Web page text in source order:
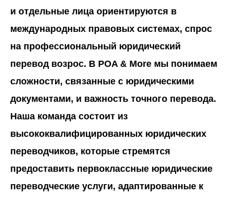
и отдельные лица ориентируются в
международных правовых системах, спрос
на профессиональный юридический
перевод возрос. В POA& More мы понимаем
сложности, связанные с юридическими
документами, и важность точного перевода.
Наша команда состоит из
высококвалифицированных юридических
переводчиков, которые стремятся
предоставить первоклассные юридические
переводческие услуги, адаптированные к